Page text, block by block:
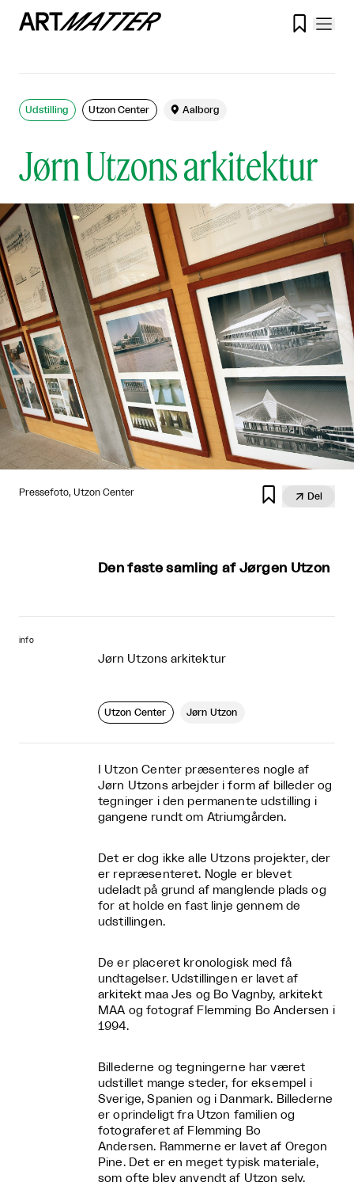

Jørn Utzons arkitektur
Udstilling Utzon Center  Aalborg
Pressefoto, Utzon Center   Del
Den faste samling af Jørgen Utzon
info
Jørn Utzons arkitektur
Utzon Center Jørn Utzon
I Utzon Center præsenteres nogle af
Jørn Utzons arbejder i form af billeder og
tegninger i den permanente udstilling i
gangene rundt om Atriumgården.
Det er dog ikke alle Utzons projekter, der
er repræsenteret. Nogle er blevet
udeladt på grund af manglende plads og
for at holde en fast linje gennem de
udstillingen.
De er placeret kronologisk med få
undtagelser. Udstillingen er lavet af
arkitekt maa Jes og Bo Vagnby, arkitekt
MAA og fotograf Flemming Bo Andersen i
1994.
Billederne og tegningerne har været
udstillet mange steder, for eksempel i
Sverige, Spanien og i Danmark. Billederne
er oprindeligt fra Utzon familien og
fotograferet af Flemming Bo
Andersen. Rammerne er lavet af Oregon
Pine. Det er en meget typisk materiale,
som ofte blev anvendt af Utzon selv.